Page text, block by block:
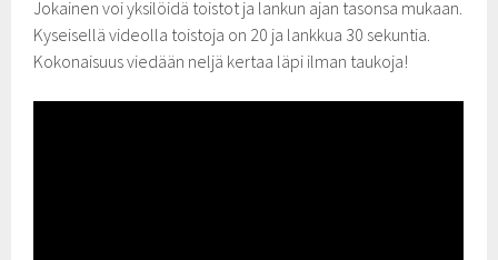
Jokainen voi yksilöidä toistot ja lankun ajan tasonsa mukaan.
Kyseisellä videolla toistoja on 20 ja lankkua 30 sekuntia.
Kokonaisuus viedään neljä kertaa läpi ilman taukoja!